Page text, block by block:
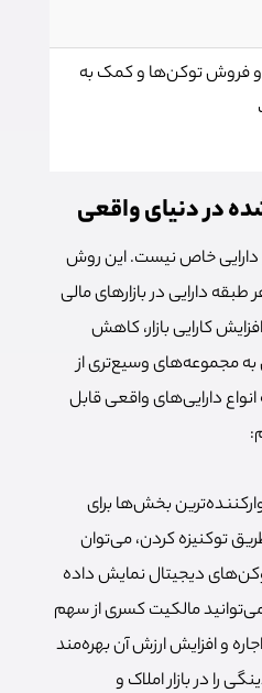
و فروش توکن‌ها و کمک به
در دنیای واقعی
خاص نیست. این روش
دارایی در بازارهای مالی
کارایی بازار، کاهش
مجموعه‌های وسیع‌تری از
دارایی‌های واقعی قابل
بخش‌ها برای
توکنیزه کردن، می‌توان
دیجیتال نمایش داده
مالکیت کسری از سهم
و افزایش ارزش آن بهره‌مند
را در بازار املاک و